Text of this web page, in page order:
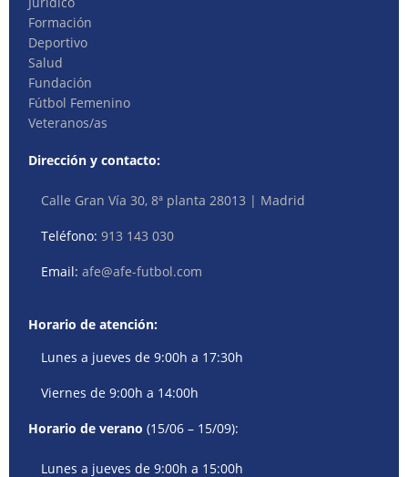
Formación
Deportivo
Salud
Fundación
Fútbol Femenino
Veteranos/as
Dirección y contacto:
Calle Gran Vía 30, 8ª planta 28013 | Madrid
Teléfono:913 143 030
Email:afe@afe-futbol.com
Horario de atención:
Lunes a jueves de 9:00h a 17:30h
Viernes de 9:00h a 14:00h
Horario de verano (15/06 – 15/09):
Lunes a jueves de 9:00h a 15:00h